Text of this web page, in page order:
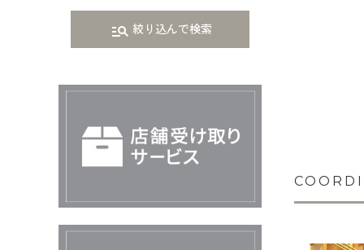
manage_search 絞り込んで検索